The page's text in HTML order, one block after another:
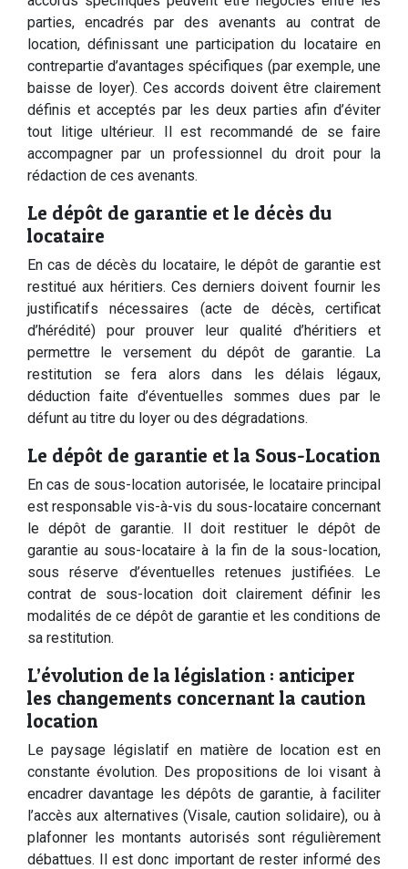
parties, encadrés par des avenants au contrat de
location, définissant une participation du locataire en
contrepartie d’avantages spécifiques (par exemple, une
baisse de loyer). Ces accords doivent être clairement
définis et acceptés par les deux parties afin d’éviter
tout litige ultérieur. Il est recommandé de se faire
accompagner par un professionnel du droit pour la
rédaction de ces avenants.
Le dépôt de garantie et le décès du
locataire
En cas de décès du locataire, le dépôt de garantie est
restitué aux héritiers. Ces derniers doivent fournir les
justificatifs nécessaires (acte de décès, certificat
d’hérédité) pour prouver leur qualité d’héritiers et
permettre le versement du dépôt de garantie. La
restitution se fera alors dans les délais légaux,
déduction faite d’éventuelles sommes dues par le
défunt au titre du loyer ou des dégradations.
Le dépôt de garantie et la Sous-Location
En cas de sous-location autorisée, le locataire principal
est responsable vis-à-vis du sous-locataire concernant
le dépôt de garantie. Il doit restituer le dépôt de
garantie au sous-locataire à la fin de la sous-location,
sous réserve d’éventuelles retenues justifiées. Le
contrat de sous-location doit clairement définir les
modalités de ce dépôt de garantie et les conditions de
sa restitution.
L’évolution de la législation : anticiper
les changements concernant la caution
location
Le paysage législatif en matière de location est en
constante évolution. Des propositions de loi visant à
encadrer davantage les dépôts de garantie, à faciliter
l’accès aux alternatives (Visale, caution solidaire), ou à
plafonner les montants autorisés sont régulièrement
débattues. Il est donc important de rester informé des